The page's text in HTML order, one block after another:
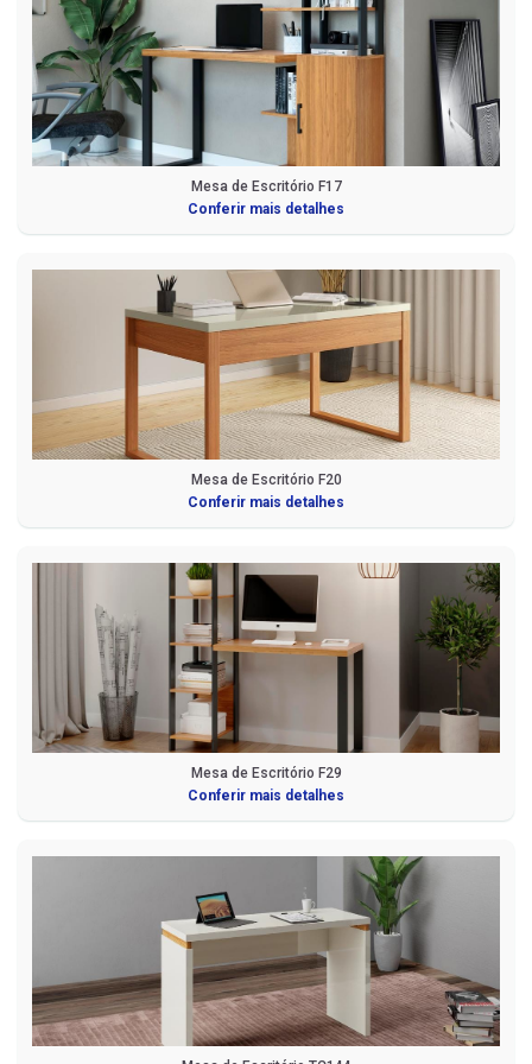
Mesa de Escritório F17
Conferir mais detalhes
Mesa de Escritório F20
Conferir mais detalhes
Mesa de Escritório F29
Conferir mais detalhes